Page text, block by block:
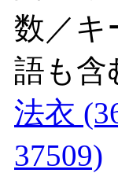
数／キ
語も含
法衣
37509)